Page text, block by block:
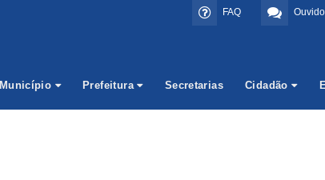
FAQ
Município Prefeitura Secretarias Cidadão